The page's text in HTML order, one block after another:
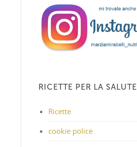
RICETTE PER LA SALUTE
Ricette
cookie police